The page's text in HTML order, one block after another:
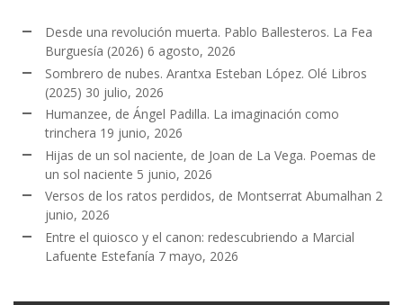
Desde una revolución muerta. Pablo Ballesteros. La Fea
Burguesía (2026) 6 agosto, 2026
Sombrero de nubes. Arantxa Esteban López. Olé Libros
(2025) 30 julio, 2026
Humanzee, de Ángel Padilla. La imaginación como
trinchera 19 junio, 2026
Hijas de un sol naciente, de Joan de La Vega. Poemas de
un sol naciente 5 junio, 2026
Versos de los ratos perdidos, de Montserrat Abumalhan 2
junio, 2026
Entre el quiosco y el canon: redescubriendo a Marcial
Lafuente Estefanía 7 mayo, 2026